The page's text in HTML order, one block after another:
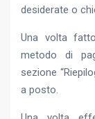
desiderate o
Una volta
metodo di
sezione
a posto.